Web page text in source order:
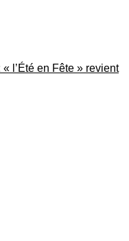
l’Été en Fête » revient